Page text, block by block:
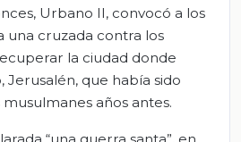
Urbano II, convocó a los
una cruzada contra los
la ciudad donde
Jerusalén, que había sido
años antes.